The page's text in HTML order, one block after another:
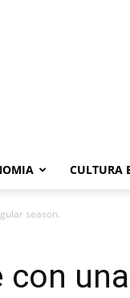
CULTURA
season.
con